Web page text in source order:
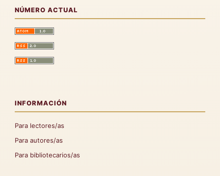
NÚMERO ACTUAL
INFORMACIÓN
Para lectores/as
Para autores/as
Para bibliotecarios/as